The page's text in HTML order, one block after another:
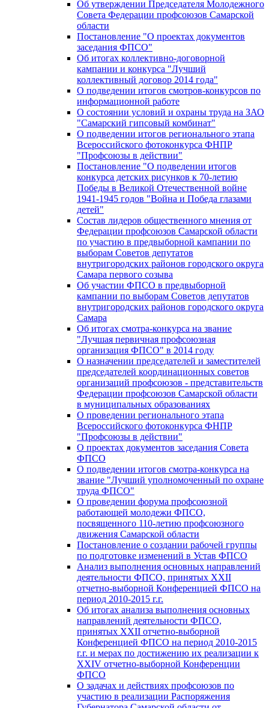
Об утверждении Председателя Молодежного
Совета Федерации профсоюзов Самарской
области
Постановление "О проектах документов
заседания ФПСО"
Об итогах коллективно-договорной
кампании и конкурса "Лучший
коллективный договор 2014 года"
О подведении итогов смотров-конкурсов по
информационной работе
О состоянии условий и охраны труда на ЗАО
"Самарский гипсовый комбинат"
О подведении итогов регионального этапа
Всероссийского фотоконкурса ФНПР
"Профсоюзы в действии"
Постановление "О подведении итогов
конкурса детских рисунков к 70-летию
Победы в Великой Отечественной войне
1941-1945 годов "Война и Победа глазами
детей"
Состав лидеров общественного мнения от
Федерации профсоюзов Самарской области
по участию в предвыборной кампании по
выборам Советов депутатов
внутригородских районов городского округа
Самара первого созыва
Об участии ФПСО в предвыборной
кампании по выборам Советов депутатов
внутригородских районов городского округа
Самара
Об итогах смотра-конкурса на звание
"Лучшая первичная профсоюзная
организация ФПСО" в 2014 году
О назначении председателей и заместителей
председателей координационных советов
организаций профсоюзов - представительств
Федерации профсоюзов Самарской области
в муниципальных образованиях
О проведении регионального этапа
Всероссийского фотоконкурса ФНПР
"Профсоюзы в действии"
О проектах документов заседания Совета
ФПСО
О подведении итогов смотра-конкурса на
звание "Лучший уполномоченный по охране
труда ФПСО"
О проведении форума профсоюзной
работающей молодежи ФПСО,
посвященного 110-летию профсоюзного
движения Самарской области
Постановление о создании рабочей группы
по подготовке изменений в Устав ФПСО
Анализ выполнения основных направлений
деятельности ФПСО, принятых XXII
отчетно-выборной Конференцией ФПСО на
период 2010-2015 г.г.
Об итогах анализа выполнения основных
направлений деятельности ФПСО,
принятых XXII отчетно-выборной
Конференцией ФПСО на период 2010-2015
г.г. и мерах по достижению их реализации к
XXIV отчетно-выборной Конференции
ФПСО
О задачах и действиях профсоюзов по
участию в реализации Распоряжения